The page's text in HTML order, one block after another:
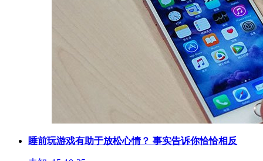
睡前玩游戏有助于放松心情？ 事实告诉你恰恰相反